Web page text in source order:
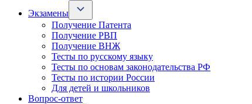
Экзамены
Получение Патента
Получение РВП
Получение ВНЖ
Тесты по русскому языку
Тесты по основам законодательства РФ
Тесты по истории России
Для детей и школьников
Вопрос-ответ